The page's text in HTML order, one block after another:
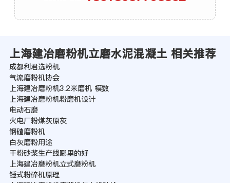
上海建冶磨粉机立磨水泥混凝土 相关推荐
成都利君选粉机
气流磨粉机协会
上海建冶磨粉机3.2米磨机 模数
上海建冶磨粉机粉磨机设计
电动石磨
火电厂粉煤灰原灰
钢碴磨粉机
白灰磨粉用途
干粉砂浆生产线哪里的好
上海建冶磨粉机立式磨粉机
锤式粉碎机原理